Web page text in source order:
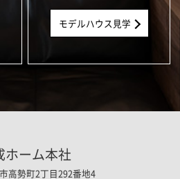
モデルハウス見学
ホーム本社
高勢町2丁目292番地4